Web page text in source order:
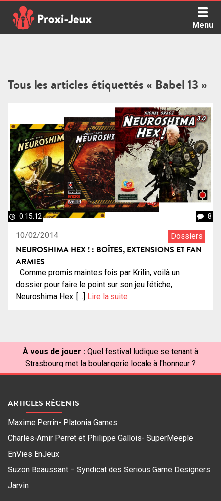
content
Menu
Tous les articles étiquettés « Babel 13 »
0:15:12 8
10/02/2014 Dossiers
NEUROSHIMA HEX ! : BOÎTES, EXTENSIONS ET FAN
ARMIES
Comme promis maintes fois par Krilin, voilà un
dossier pour faire le point sur son jeu fétiche,
Neuroshima Hex. […] Lire la suite
À vous de jouer : Quel festival ludique se tenant à
Strasbourg met la boulangerie locale à l'honneur ?
ARTICLES RÉCENTS
Maxime Perrin- Platonia Games
Charles-Amir Perret et Philippe Gallois- SuperMeeple
EnVies EnJeux
Suzon Beaussant – Syndicat des Serious Game Designers
Jarvin